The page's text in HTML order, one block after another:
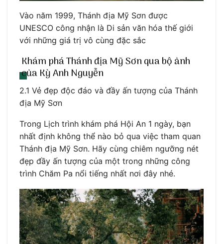
Vào năm 1999, Thánh địa Mỹ Sơn được
UNESCO công nhận là Di sản văn hóa thế giới
với những giá trị vô cùng đặc sắc
Khám phá Thánh địa Mỹ Sơn qua bộ ảnh
của Kỳ Anh Nguyễn
2.1 Vẻ đẹp độc đáo và đầy ấn tượng của Thánh
địa Mỹ Sơn
Trong Lịch trình khám phá Hội An 1 ngày, bạn
nhất định không thể nào bỏ qua việc tham quan
Thánh địa Mỹ Sơn. Hãy cùng chiêm ngưỡng nét
đẹp đầy ấn tượng của một trong những công
trình Chăm Pa nổi tiếng nhất nơi đây nhé.